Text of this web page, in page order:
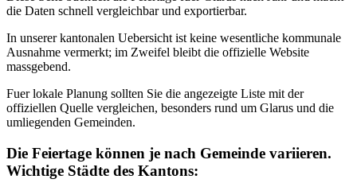
die Daten schnell vergleichbar und exportierbar.
In unserer kantonalen Uebersicht ist keine wesentliche kommunale
Ausnahme vermerkt; im Zweifel bleibt die offizielle Website
massgebend.
Fuer lokale Planung sollten Sie die angezeigte Liste mit der
offiziellen Quelle vergleichen, besonders rund um Glarus und die
umliegenden Gemeinden.
Die Feiertage können je nach Gemeinde variieren.
Wichtige Städte des Kantons: